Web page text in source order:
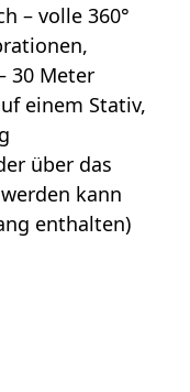
– volle 360°
30 Meter
einem Stativ,
über das
kann
enthalten)